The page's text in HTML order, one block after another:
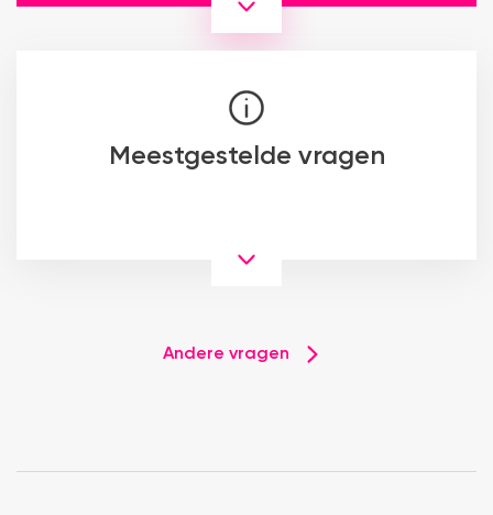
Meestgestelde vragen
Andere vragen